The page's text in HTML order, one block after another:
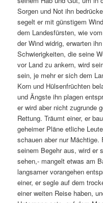
Sorgen und Not ihn
segelt er mit günstigem
dem Landesfürsten, wie
der Wind widrig, erwarten
Schwierigkeiten, die seine
vor Land zu ankern, wird
sein, je mehr er sich dem
Korn und Hülsenfrüchten
und Ängste ihn plagen
er wird aber nicht zugrunde
Rettung. Träumt einer, er
geheimer Pläne etliche
schauen aber nur Mächtige.
seinem Begehr aus, wird er
sehen,- mangelt etwas am
langsamer vorangehen
einer, er segle auf dem
einer weiten Reise haben,